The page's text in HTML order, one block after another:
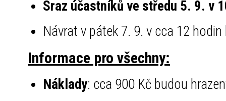
Sraz účastníků ve středu 5. 9. v
Návrat v pátek 7. 9. v cca 12 hodin
Informace pro všechny:
Náklady: cca 900 Kč budou